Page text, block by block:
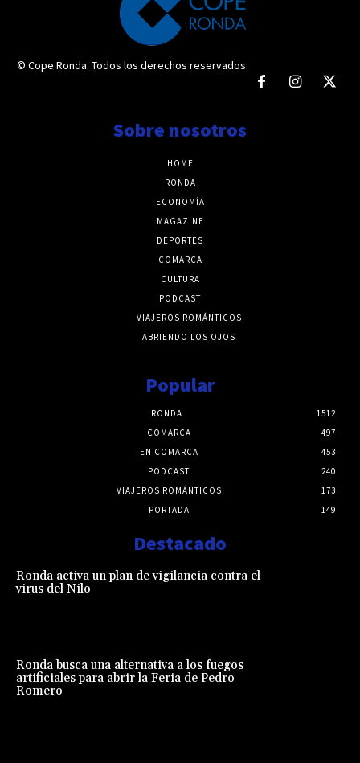
© Cope Ronda. Todos los derechos reservados.
Sobre nosotros
HOME
RONDA
ECONOMÍA
MAGAZINE
DEPORTES
COMARCA
CULTURA
PODCAST
VIAJEROS ROMÁNTICOS
ABRIENDO LOS OJOS
Popular
RONDA
1512
COMARCA
497
EN COMARCA
453
PODCAST
240
VIAJEROS ROMÁNTICOS
173
PORTADA
149
Destacado
Ronda activa un plan de vigilancia contra el
virus del Nilo
Ronda busca una alternativa a los fuegos
artificiales para abrir la Feria de Pedro
Romero